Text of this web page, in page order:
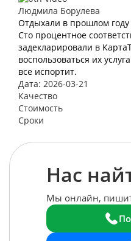
Людмила Борулева
Отдыхали в прошлом
Сто процентное
задекларировали в
воспользоваться их
все испортит.
Дата: 2026-03-21
Качество
Стоимость
Сроки
Нас
Мы онлайн,